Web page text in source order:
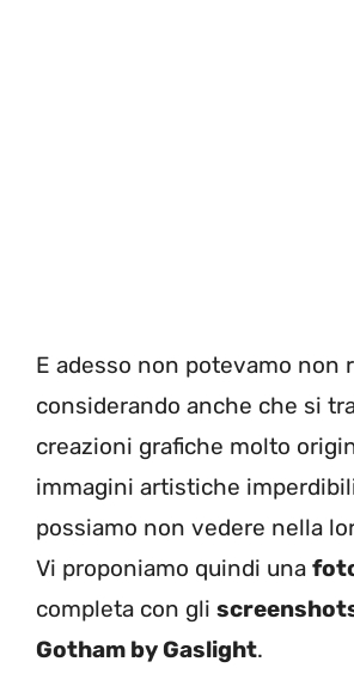
E adesso non potevamo non
considerando anche che si
creazioni grafiche molto
immagini artistiche
possiamo non vedere nella
Vi proponiamo quindi una
completa con gli
Gotham by Gaslight.